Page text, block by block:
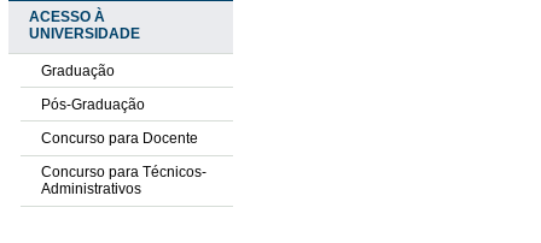
ACESSO À
UNIVERSIDADE
Graduação
Pós-Graduação
Concurso para Docente
Concurso para Técnicos-
Administrativos